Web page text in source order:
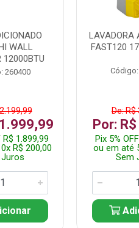
WALL
12000BTU
260400
R$ 1.899,99
R$ 200,00
LAVADORA
FAST120
De: R$
Por:
Pix 5%
ou em até
Sem